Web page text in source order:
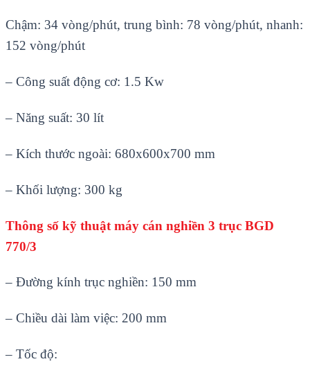
Chậm: 34 vòng/phút, trung bình: 78 vòng/phút, nhanh:
152 vòng/phút
– Công suất động cơ: 1.5 Kw
– Năng suất: 30 lít
– Kích thước ngoài: 680x600x700 mm
– Khối lượng: 300 kg
Thông số kỹ thuật máy cán nghiền 3 trục BGD
770/3
– Đường kính trục nghiền: 150 mm
– Chiều dài làm việc: 200 mm
– Tốc độ: